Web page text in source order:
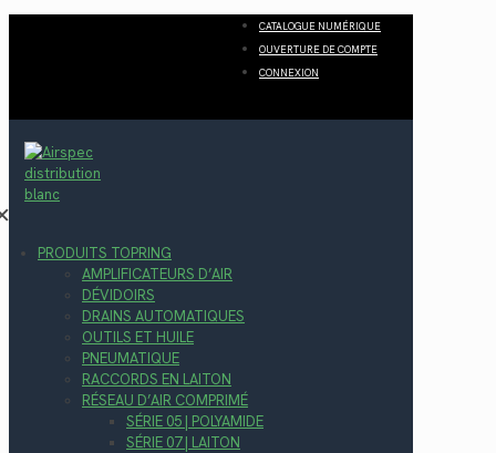
CATALOGUE NUMÉRIQUE
OUVERTURE DE COMPTE
CONNEXION
PRODUITS TOPRING
AMPLIFICATEURS D’AIR
DÉVIDOIRS
DRAINS AUTOMATIQUES
OUTILS ET HUILE
PNEUMATIQUE
RACCORDS EN LAITON
RÉSEAU D’AIR COMPRIMÉ
SÉRIE 05 | POLYAMIDE
SÉRIE 07 | LAITON